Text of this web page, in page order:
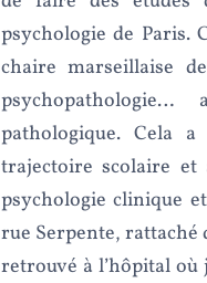
psychologie de Paris.
chaire marseillaise
pathologique. Cela
trajectoire scolaire et
psychologie clinique
rue Serpente, rattaché
retrouvé à l’hôpital où